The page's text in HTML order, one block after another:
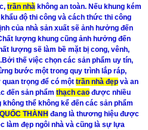
trần nhà không an toàn. Nếu khung kém
độ thi công và cách thức thi công
của nhà sản xuất sẽ ảnh hưởng đến
lượng khung cũng ảnh hưởng đến
lượng sẽ làm bề mặt bị cong, vênh,
thế việc chọn các sản phẩm uy tín,
bước một trong quy trình lắp ráp,
trọng để có một trần nhà đẹp và an
đến sản phẩm thạch cao được nhiều
thể không kể đến các sản phẩm
QUỐC THÀNH đang là thương hiệu được
làm đẹp ngôi nhà và cũng là sự lựa